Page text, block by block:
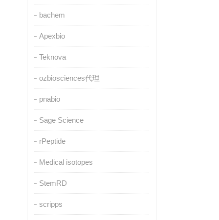
bachem
Apexbio
Teknova
ozbiosciences代理
pnabio
Sage Science
rPeptide
Medical isotopes
StemRD
scripps